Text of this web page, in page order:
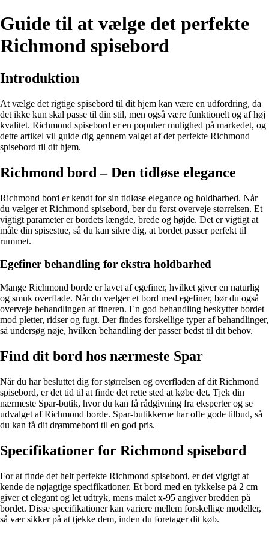
Guide til at vælge det perfekte
Richmond spisebord
Introduktion
At vælge det rigtige spisebord til dit hjem kan være en udfordring, da
det ikke kun skal passe til din stil, men også være funktionelt og af høj
kvalitet. Richmond spisebord er en populær mulighed på markedet, og
dette artikel vil guide dig gennem valget af det perfekte Richmond
spisebord til dit hjem.
Richmond bord – Den tidløse elegance
Richmond bord er kendt for sin tidløse elegance og holdbarhed. Når
du vælger et Richmond spisebord, bør du først overveje størrelsen. Et
vigtigt parameter er bordets længde, brede og højde. Det er vigtigt at
måle din spisestue, så du kan sikre dig, at bordet passer perfekt til
rummet.
Egefiner behandling for ekstra holdbarhed
Mange Richmond borde er lavet af egefiner, hvilket giver en naturlig
og smuk overflade. Når du vælger et bord med egefiner, bør du også
overveje behandlingen af fineren. En god behandling beskytter bordet
mod pletter, ridser og fugt. Der findes forskellige typer af behandlinger,
så undersøg nøje, hvilken behandling der passer bedst til dit behov.
Find dit bord hos nærmeste Spar
Når du har besluttet dig for størrelsen og overfladen af dit Richmond
spisebord, er det tid til at finde det rette sted at købe det. Tjek din
nærmeste Spar-butik, hvor du kan få rådgivning fra eksperter og se
udvalget af Richmond borde. Spar-butikkerne har ofte gode tilbud, så
du kan få dit drømmebord til en god pris.
Specifikationer for Richmond spisebord
For at finde det helt perfekte Richmond spisebord, er det vigtigt at
kende de nøjagtige specifikationer. Et bord med en tykkelse på 2 cm
giver et elegant og let udtryk, mens målet x-95 angiver bredden på
bordet. Disse specifikationer kan variere mellem forskellige modeller,
så vær sikker på at tjekke dem, inden du foretager dit køb.